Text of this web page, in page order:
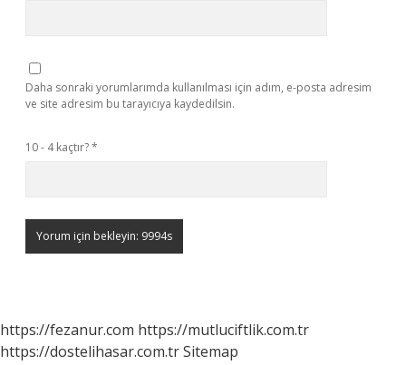
Daha sonraki yorumlarımda kullanılması için adım, e-posta adresim
ve site adresim bu tarayıcıya kaydedilsin.
10 - 4 kaçtır?*
https://fezanur.com https://mutluciftlik.com.tr
https://dostelihasar.com.trSitemap